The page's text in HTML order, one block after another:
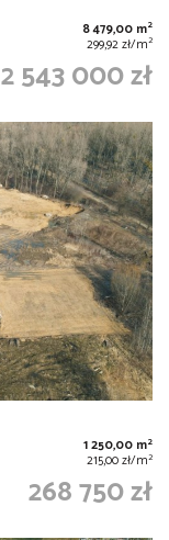
8 479,00 m2
299,92 zł/m2
2 543 000 zł
1 250,00 m2
215,00 zł/m2
268 750 zł